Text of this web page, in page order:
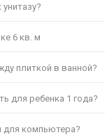
6 кв. м
плиткой в ванной?
для ребенка 1 года?
для компьютера?